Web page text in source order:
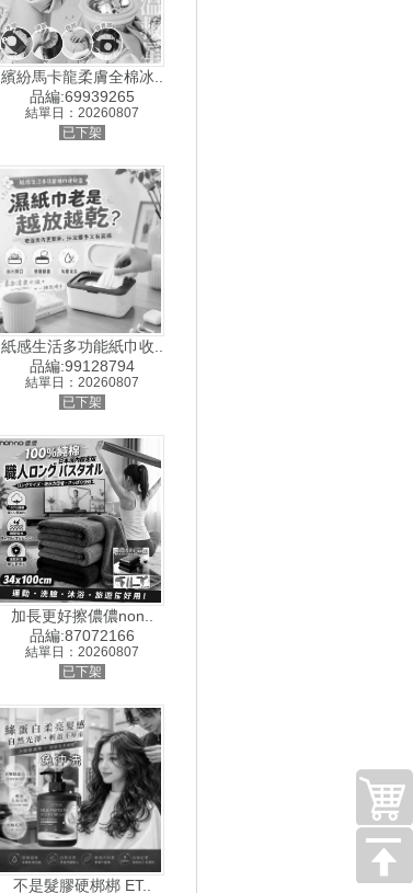
繽紛馬卡龍柔膚全棉冰..
品編:69939265
結單日：20260807
已下架
紙感生活多功能紙巾收..
品編:99128794
結單日：20260807
已下架
加長更好擦儂儂non..
品編:87072166
結單日：20260807
已下架
不是髮膠硬梆梆 ET..